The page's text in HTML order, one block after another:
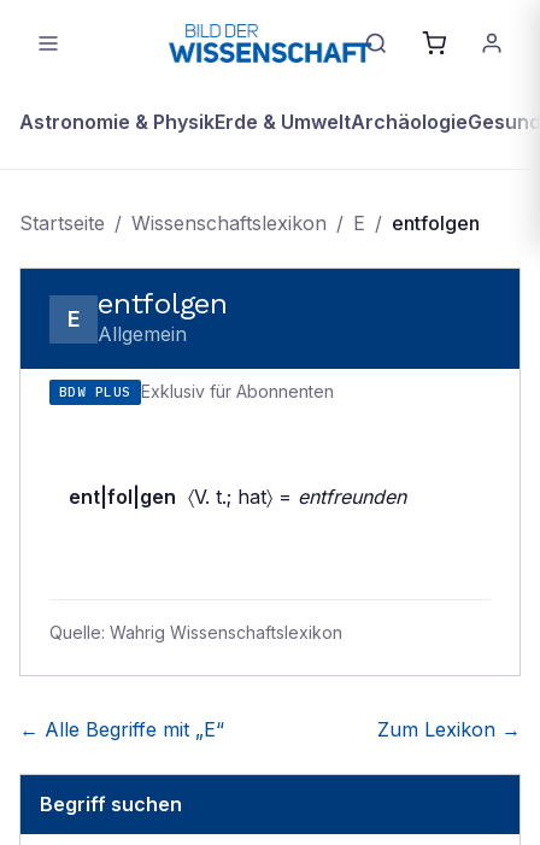
Astronomie & PhysikErde & UmweltArchäologie
Startseite / Wissenschaftslexikon / E / entfolgen
E entfolgen
Allgemein
BDW PLUS Exklusiv für Abonnenten
ent|fol|gen 〈V. t.; hat〉 = entfreunden
Quelle: Wahrig Wissenschaftslexikon
← Alle Begriffe mit „E“ Zum Lexikon →
Begriff suchen